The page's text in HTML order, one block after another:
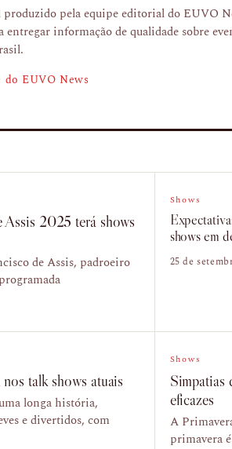
pela equipe editorial do EUVO
entregar informação de qualidade sobre
do EUVO News
Assis 2025 terá shows
de Assis, padroeiro
Shows
shows em
25 de
talk shows atuais
longa história,
e divertidos, com
Shows
Simpatias
eficazes
A
primavera